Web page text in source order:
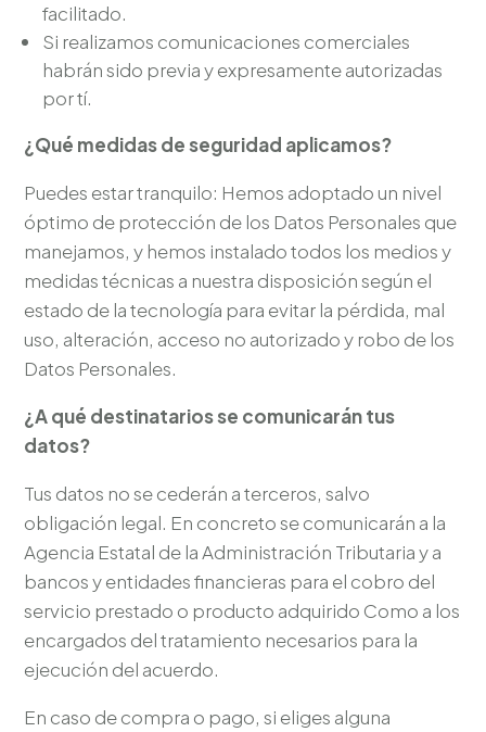
facilitado.
Si realizamos comunicaciones comerciales
habrán sido previa y expresamente autorizadas
por tí.
¿Qué medidas de seguridad aplicamos?
Puedes estar tranquilo: Hemos adoptado un nivel
óptimo de protección de los Datos Personales que
manejamos, y hemos instalado todos los medios y
medidas técnicas a nuestra disposición según el
estado de la tecnología para evitar la pérdida, mal
uso, alteración, acceso no autorizado y robo de los
Datos Personales.
¿A qué destinatarios se comunicarán tus
datos?
Tus datos no se cederán a terceros, salvo
obligación legal. En concreto se comunicarán a la
Agencia Estatal de la Administración Tributaria y a
bancos y entidades financieras para el cobro del
servicio prestado o producto adquirido Como a los
encargados del tratamiento necesarios para la
ejecución del acuerdo.
En caso de compra o pago, si eliges alguna